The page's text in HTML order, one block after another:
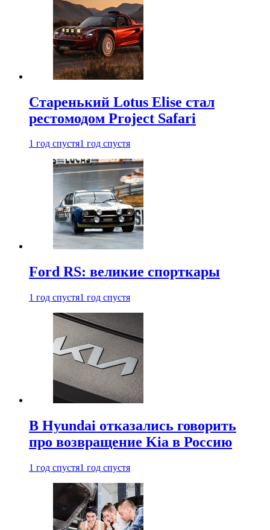
Старенький Lotus Elise стал
рестомодом Project Safari
1 год спустя1 год спустя
Ford RS: великие спорткары
1 год спустя1 год спустя
В Hyundai отказались говорить
про возвращение Kia в Россию
1 год спустя1 год спустя